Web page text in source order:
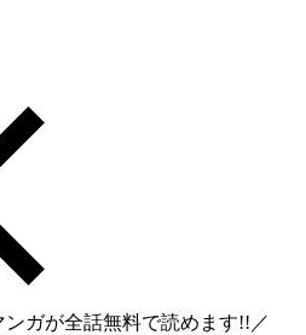
ンガが全話無料で読めます!!／